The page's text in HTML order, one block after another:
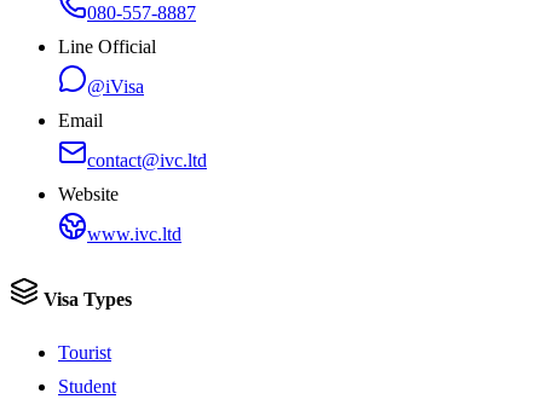
080-557-8887
Line Official
@iVisa
Email
contact@ivc.ltd
Website
www.ivc.ltd
Visa Types
Tourist
Student